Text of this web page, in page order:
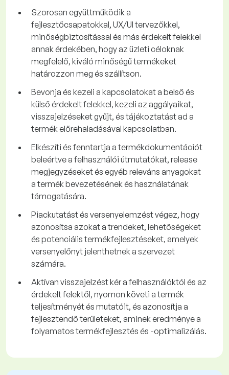
Szorosan együttműködik a
fejlesztőcsapatokkal, UX/UI tervezőkkel,
minőségbiztosítással és más érdekelt felekkel
annak érdekében, hogy az üzleti céloknak
megfelelő, kiváló minőségű termékeket
határozzon meg és szállítson.
Bevonja és kezeli a kapcsolatokat a belső és
külső érdekelt felekkel, kezeli az aggályaikat,
visszajelzéseket gyűjt, és tájékoztatást ad a
termék előrehaladásával kapcsolatban.
Elkészíti és fenntartja a termékdokumentációt
beleértve a felhasználói útmutatókat, release
megjegyzéseket és egyéb releváns anyagokat
a termék bevezetésének és használatának
támogatására.
Piackutatást és versenyelemzést végez, hogy
azonosítsa azokat a trendeket, lehetőségeket
és potenciális termékfejlesztéseket, amelyek
versenyelőnyt jelenthetnek a szervezet
számára.
Aktívan visszajelzést kér a felhasználóktól és az
érdekelt felektől, nyomon követi a termék
teljesítményét és mutatóit, és azonosítja a
fejlesztendő területeket, aminek eredménye a
folyamatos termékfejlesztés és -optimalizálás.